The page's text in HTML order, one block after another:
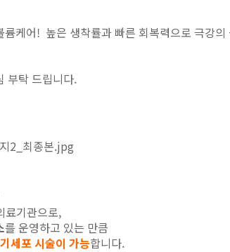
케어! 높은 생착률과 빠른 회복력으로 극강
부탁 드립니다.
료기관으로,
를 운영하고 있는 만큼
세포 시술이 가능합니다.